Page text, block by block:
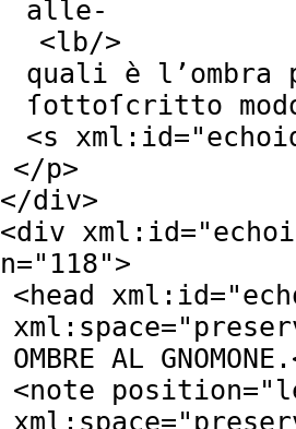
alle-
<lb/>
quali è
ſottoſcritto
<s xml:id="
</p>
</div>
<div xml:id="
n=" 118">
<head xml:id="
xml:space="
OMBRE AL
<note position="
xml:space="